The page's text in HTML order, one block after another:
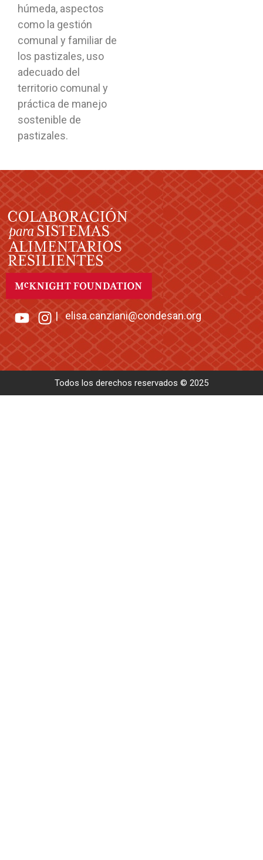
húmeda, aspectos
como la gestión
comunal y familiar de
los pastizales, uso
adecuado del
territorio comunal y
práctica de manejo
sostenible de
pastizales.
|elisa.canziani@condesan.org
Todos los derechos reservados © 2025